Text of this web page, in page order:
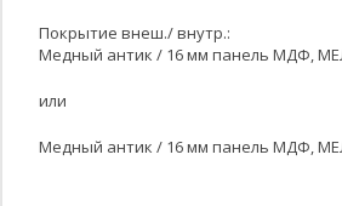
Покрытие внеш./ внутр.:
Медный антик / 16 мм панель МДФ,
или
Медный антик / 16 мм панель МДФ,